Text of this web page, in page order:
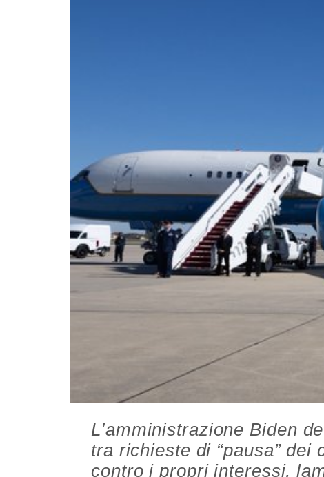
L’amministrazione Biden
tra richieste di “pausa”
contro i propri interessi,